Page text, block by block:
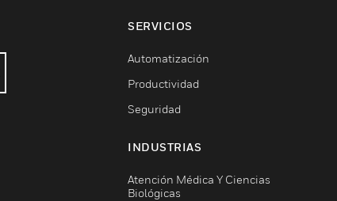
SERVICIOS
Automatización
Productividad
Seguridad
INDUSTRIAS
Atención Médica Y Ciencias
Biológicas